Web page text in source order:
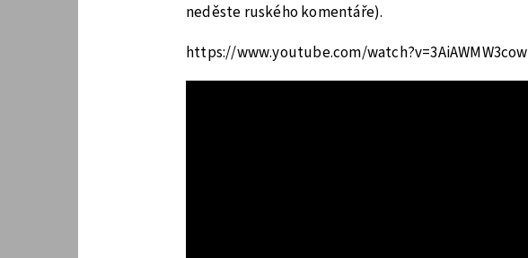
neděste ruského komentáře).
https://www.youtube.com/watch?v=3AiAWMW3cow